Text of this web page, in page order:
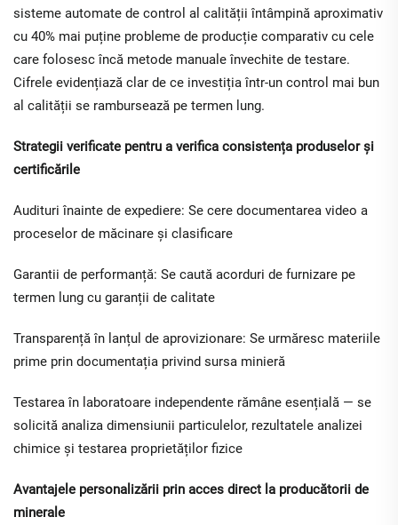
sisteme automate de control al calității întâmpină aproximativ
cu 40% mai puține probleme de producție comparativ cu cele
care folosesc încă metode manuale învechite de testare.
Cifrele evidențiază clar de ce investiția într-un control mai bun
al calității se rambursează pe termen lung.
Strategii verificate pentru a verifica consistența produselor și
certificările
Audituri înainte de expediere: Se cere documentarea video a
proceselor de măcinare și clasificare
Garantii de performanță: Se caută acorduri de furnizare pe
termen lung cu garanții de calitate
Transparență în lanțul de aprovizionare: Se urmăresc materiile
prime prin documentația privind sursa minieră
Testarea în laboratoare independente rămâne esențială — se
solicită analiza dimensiunii particulelor, rezultatele analizei
chimice și testarea proprietăților fizice
Avantajele personalizării prin acces direct la producătorii de
minerale